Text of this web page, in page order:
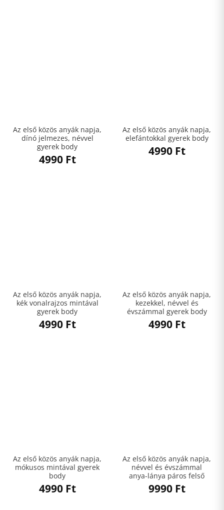
Az első közös anyák napja,
dínó jelmezes, névvel
gyerek body
4990 Ft
Az első közös anyák napja,
elefántokkal gyerek body
4990 Ft
Az első közös anyák napja,
kék vonalrajzos mintával
gyerek body
4990 Ft
Az első közös anyák napja,
kezekkel, névvel és
évszámmal gyerek body
4990 Ft
Az első közös anyák napja,
mókusos mintával gyerek
body
4990 Ft
Az első közös anyák napja,
névvel és évszámmal
anya-lánya páros felső
9990 Ft